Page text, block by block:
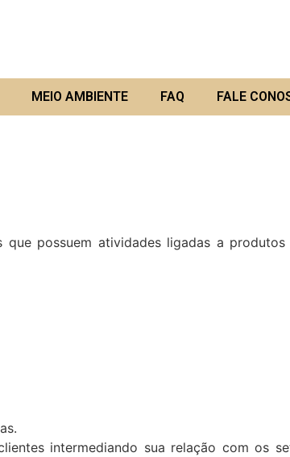
MEIO AMBIENTE FAQ FALE
que possuem atividades ligadas a
intermediando sua relação com os